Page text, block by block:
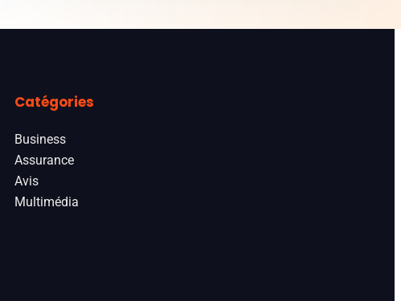
Catégories
Business
Assurance
Avis
Multimédia